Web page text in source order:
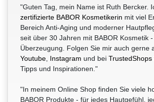
"Guten Tag, mein Name ist Ruth Bercker.
zertifizierte BABOR Kosmetikerin mit viel
Bereich Anti-Aging und moderner
seit über 30 Jahren mit BABOR Kosmetik
Überzeugung. Folgen Sie mir auch gerne
Youtube Instagram und bei TrustedShops
Tipps und Inspirationen."
"In meinem Online Shop finden Sie viele
BABOR Produkte - für jedes Hautgefühl,